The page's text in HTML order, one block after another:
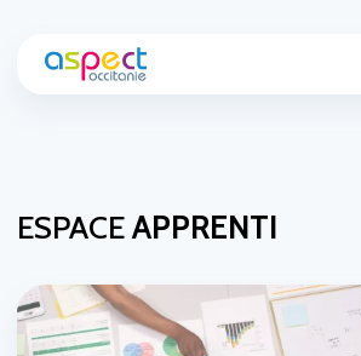
ESPACEAPPRENTI